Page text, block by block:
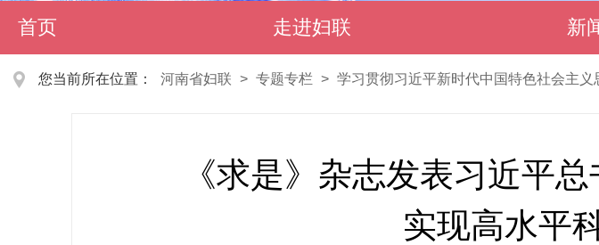
首页 走进妇联 新
您当前所在位置： 河南省妇联 > 专题专栏 > 学习贯彻习近平新时代中国特色社会主义
《求是》杂志发表习近平
实现高水平